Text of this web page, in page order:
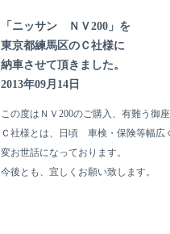
「ニッサン ＮＶ200」を
東京都練馬区のＣ社様に
納車させて頂きました。
2013年09月14日
この度はＮＶ200のご購入、有難う御
Ｃ社様とは、日頃 車検・保険等幅広
変お世話になっております。
今後とも、宜しくお願い致します。